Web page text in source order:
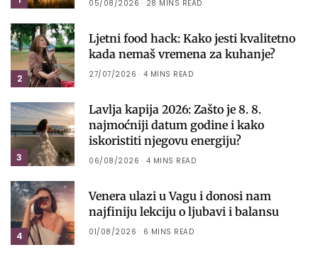
05/08/2026 28 MINS READ
2
Ljetni food hack: Kako jesti kvalitetno
kada nemaš vremena za kuhanje?
27/07/2026 4 MINS READ
3
Lavlja kapija 2026: Zašto je 8. 8.
najmoćniji datum godine i kako
iskoristiti njegovu energiju?
06/08/2026 4 MINS READ
4
Venera ulazi u Vagu i donosi nam
najfiniju lekciju o ljubavi i balansu
01/08/2026 6 MINS READ